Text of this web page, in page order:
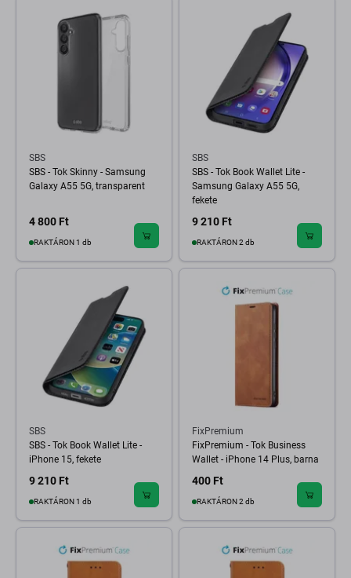
SBS
SBS - Tok Skinny - Samsung
Galaxy A55 5G, transparent
4 800 Ft
RAKTÁRON 1 db
SBS
SBS - Tok Book Wallet Lite -
Samsung Galaxy A55 5G,
fekete
9 210 Ft
RAKTÁRON 2 db
SBS
SBS - Tok Book Wallet Lite -
iPhone 15, fekete
9 210 Ft
RAKTÁRON 1 db
FixPremium
FixPremium - Tok Business
Wallet - iPhone 14 Plus, barna
400 Ft
RAKTÁRON 2 db